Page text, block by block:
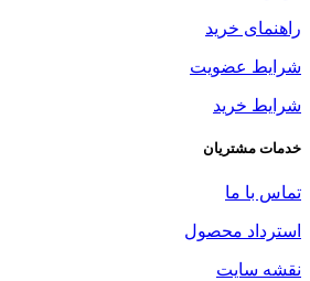
راهنمای خرید
شرایط عضویت
شرایط خرید
خدمات مشتریان
تماس با ما
استرداد محصول
نقشه سایت